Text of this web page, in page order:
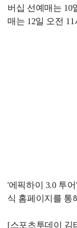
버십 선예매는 10
매는 12일 오전
'에픽하이 3.0 투
식 홈페이지를 통
[스포츠투데이 김